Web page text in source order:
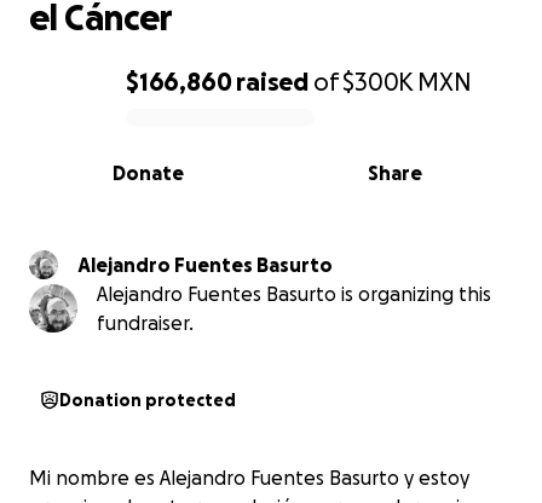
0% complete
$166,860 raised of$300K MXN
Share
Donate
el Cáncer
Alejandro Fuentes Basurto
Alejandro Fuentes Basurto is organizing this
fundraiser.
Donation protected
Mi nombre es Alejandro Fuentes Basurto y estoy